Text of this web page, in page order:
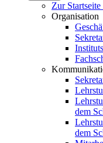
Zur
Organisation
dem
dem